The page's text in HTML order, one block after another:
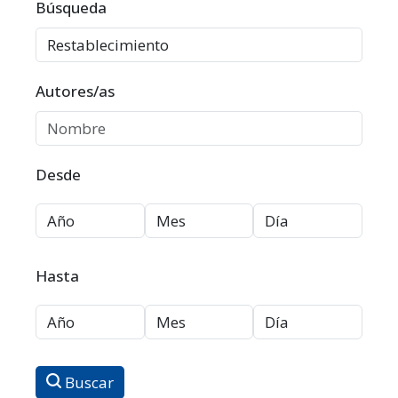
Filtros avanzados
Búsqueda
Autores/as
Desde
Hasta
Buscar